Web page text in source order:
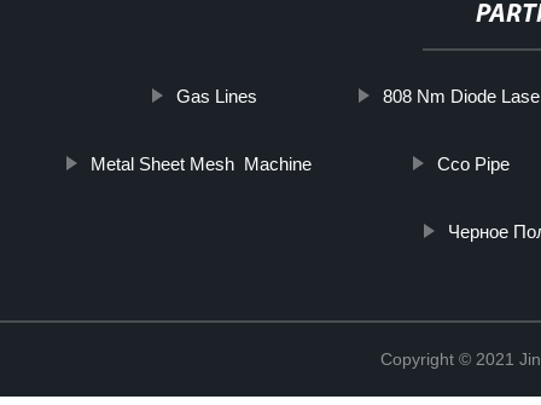
Gas Lines 808 Nm Diode
Metal Sheet Mesh Machine Cco Pipe
Черное
Copyright © 2021